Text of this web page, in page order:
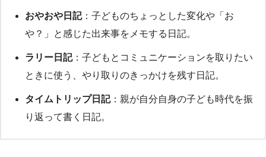
おやおや日記：子どものちょっとした変化や「お
や？」と感じた出来事をメモする日記。
ラリー日記：子どもとコミュニケーションを取りたい
ときに使う、やり取りのきっかけを残す日記。
タイムトリップ日記：親が自分自身の子ども時代を振
り返って書く日記。